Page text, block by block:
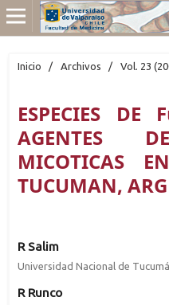
Inicio / Archivos / Vol. 23
ESPECIES DE
AGENTES
MICOTICAS
TUCUMAN,
R Salim
Universidad Nacional de
R Runco